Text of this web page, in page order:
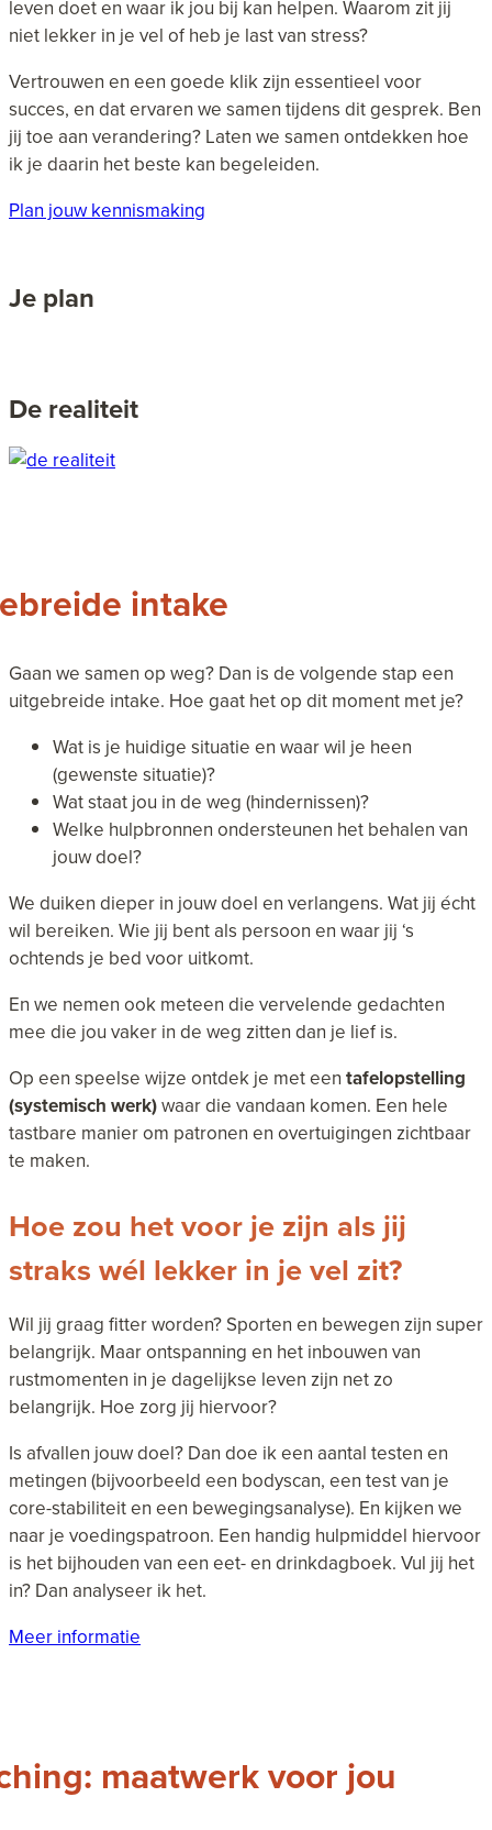
leven doet en waar ik jou bij kan helpen. Waarom zit jij
niet lekker in je vel of heb je last van stress?
Vertrouwen en een goede klik zijn essentieel voor
succes, en dat ervaren we samen tijdens dit gesprek. Ben
jij toe aan verandering? Laten we samen ontdekken hoe
ik je daarin het beste kan begeleiden.
Plan jouw kennismaking
Je plan
De realiteit
intake
Gaan we samen op weg? Dan is de volgende stap een
uitgebreide intake. Hoe gaat het op dit moment met je?
Wat is je huidige situatie en waar wil je heen
(gewenste situatie)?
Wat staat jou in de weg (hindernissen)?
Welke hulpbronnen ondersteunen het behalen van
jouw doel?
We duiken dieper in jouw doel en verlangens. Wat jij écht
wil bereiken. Wie jij bent als persoon en waar jij ‘s
ochtends je bed voor uitkomt.
En we nemen ook meteen die vervelende gedachten
mee die jou vaker in de weg zitten dan je lief is.
Op een speelse wijze ontdek je met een tafelopstelling
(systemisch werk)waar die vandaan komen. Een hele
tastbare manier om patronen en overtuigingen zichtbaar
te maken.
Hoe zou het voor je zijn als jij
straks wél lekker in je vel zit?
Wil jij graag fitter worden? Sporten en bewegen zijn super
belangrijk. Maar ontspanning en het inbouwen van
rustmomenten in je dagelijkse leven zijn net zo
belangrijk. Hoe zorg jij hiervoor?
Is afvallen jouw doel? Dan doe ik een aantal testen en
metingen (bijvoorbeeld een bodyscan, een test van je
core-stabiliteit en een bewegingsanalyse). En kijken we
naar je voedingspatroon. Een handig hulpmiddel hiervoor
is het bijhouden van een eet- en drinkdagboek. Vul jij het
in? Dan analyseer ik het.
Meer informatie
maatwerk voor jou